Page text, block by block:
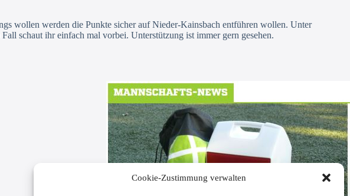
Cookie-Zustimmung verwalten
wollen werden die Punkte sicher auf Nieder-Kainsbach entführen wollen. Unter
schaut ihr einfach mal vorbei. Unterstützung ist immer gern gesehen.